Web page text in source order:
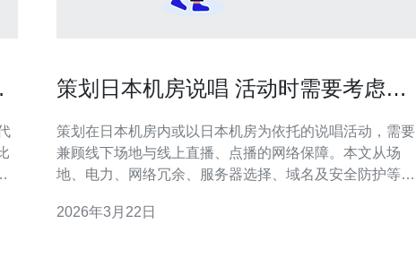
策划日本机房说唱 活动时需要考虑的
策划在日本机房内或以日本机房为依托的说唱活动，需要
兼顾线下场地与线上直播、点播的网络保障。本文从场
地、电力、网络冗余、服务器选择、域名及安全防护等角
备。 场地方面，应优先考虑机房的实际容纳能力、噪音隔
2026年3月22日